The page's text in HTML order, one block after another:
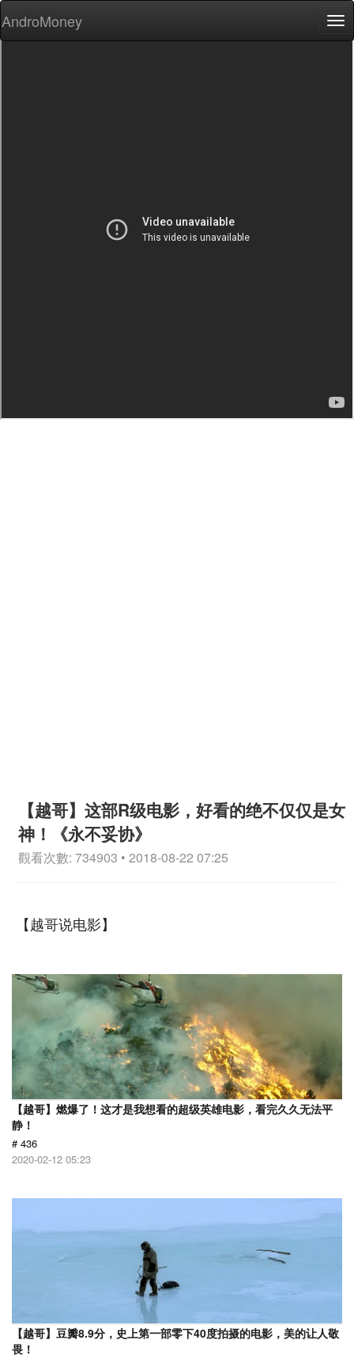
AndroMoney
【越哥】这部R级电影，好看的绝不仅仅是女
神！《永不妥协》
觀看次數: 734903 • 2018-08-22 07:25
【越哥说电影】
【越哥】燃爆了！这才是我想看的超级英雄电影，看完久久无法平
静！
# 436
2020-02-12 05:23
【越哥】豆瓣8.9分，史上第一部零下40度拍摄的电影，美的让人敬
畏！